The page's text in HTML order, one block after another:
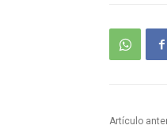
Artículo